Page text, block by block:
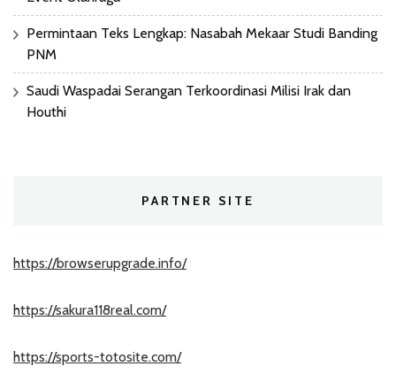
Permintaan Teks Lengkap: Nasabah Mekaar Studi Banding
PNM
Saudi Waspadai Serangan Terkoordinasi Milisi Irak dan
Houthi
PARTNER SITE
https://browserupgrade.info/
https://sakura118real.com/
https://sports-totosite.com/